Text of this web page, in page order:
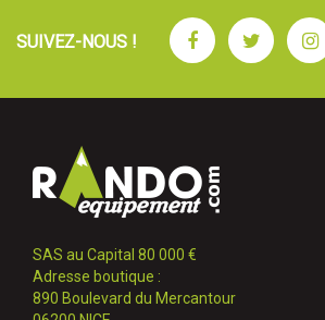
SUIVEZ-NOUS ! FacebookTwitter
SAS au Capital 80 000 €
Adresse boutique :
890 Boulevard du Mercantour